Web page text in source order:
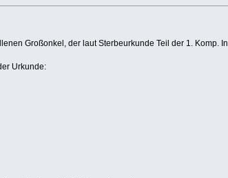
Großonkel, der laut Sterbeurkunde Teil der 1. Komp.
Urkunde: